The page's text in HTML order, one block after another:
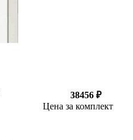
38456 ₽
Цена за комплект